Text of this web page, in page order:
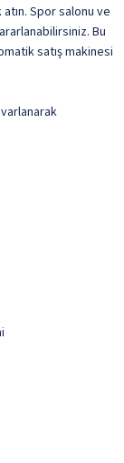
Spor salonu ve
Bu
satış makinesi